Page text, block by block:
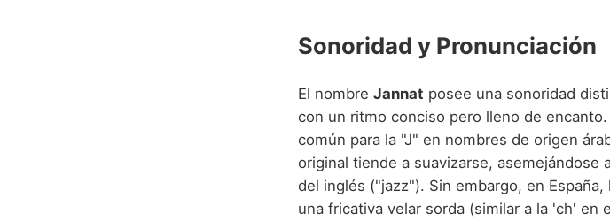
Sonoridad y Pronunciación
El nombre Jannat posee una sonoridad
con un ritmo conciso pero lleno de
común para la "J" en nombres de origen
original tiende a suavizarse, asemejándose
del inglés ("jazz"). Sin embargo, en
una fricativa velar sorda (similar a la 'ch'